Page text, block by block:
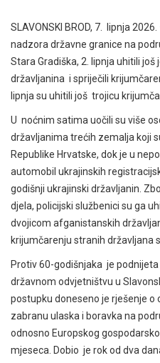
SLAVONSKI BROD, 7. lipnja
nadzora državne granice na
Stara Gradiška, 2. lipnja uhitili
državljanina i spriječili
lipnja su uhitili još trojicu
U noćnim satima uočili su više
državljanima trećih zemalja koji
Republike Hrvatske, dok je u
automobil ukrajinskih
godišnji ukrajinski državljanin.
djela, policijski službenici su ga
dvojicom afganistanskih
krijumčarenju stranih državljana
Protiv 60-godišnjaka je
državnom odvjetništvu u
postupku doneseno je rješenje
zabranu ulaska i boravka na
odnosno Europskog
mjeseca. Dobio je rok od dva